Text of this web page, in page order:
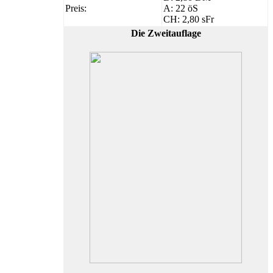
Preis:
A: 22 öS
CH: 2,80 sFr
Die Zweitauflage